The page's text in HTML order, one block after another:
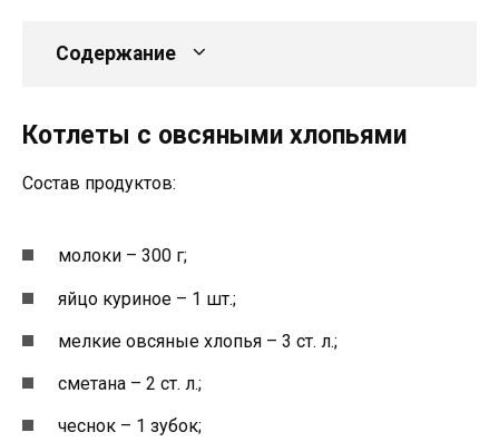
Содержание
Котлеты с овсяными хлопьями
Состав продуктов:
молоки – 300 г;
яйцо куриное – 1 шт.;
мелкие овсяные хлопья – 3 ст. л.;
сметана – 2 ст. л.;
чеснок – 1 зубок;